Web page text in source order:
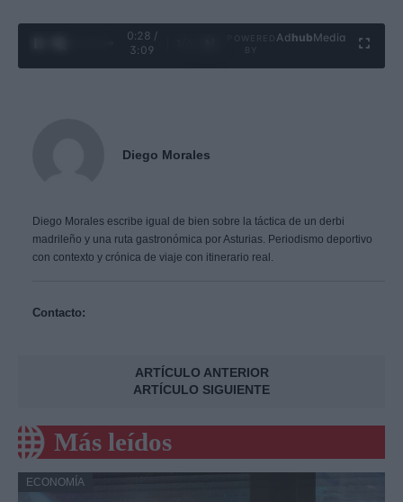
0:29 /
3:09
Ad hubMedia
Diego Morales
Diego Morales escribe igual de bien sobre la táctica de un derbi
madrileño y una ruta gastronómica por Asturias. Periodismo deportivo
con contexto y crónica de viaje con itinerario real.
Contacto:
ARTÍCULO ANTERIOR
ARTÍCULO SIGUIENTE
Más leídos
ECONOMÍA